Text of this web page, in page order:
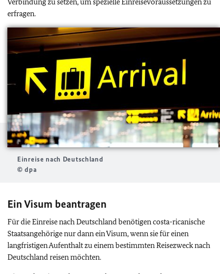
Verbindung zu setzen, um spezielle Einreisevoraussetzungen zu
erfragen.
Einreise nach Deutschland
© dpa
Ein Visum beantragen
Für die Einreise nach Deutschland benötigen costa-ricanische
Staatsangehörige nur dann ein Visum, wenn sie für einen
langfristigen Aufenthalt zu einem bestimmten Reisezweck nach
Deutschland reisen möchten.